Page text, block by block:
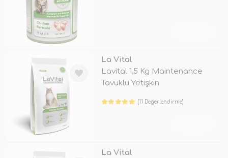
La Vital
Lavital 1,5 Kg Maintenance
Tavuklu Yetişkin
(11 Değerlendirme)
La Vital